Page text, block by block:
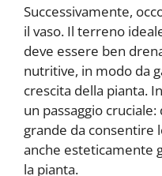
Successivamente,
il vaso. Il terreno
deve essere ben
nutritive, in modo da
crescita della pianta.
un passaggio
grande da consentire
anche esteticamente
la pianta.